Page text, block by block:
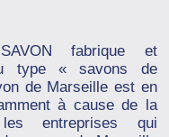
fabrique et
type « savons de
de Marseille est en
à cause de la
entreprises qui